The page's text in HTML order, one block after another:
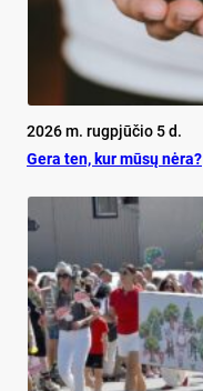
2026 m. rugpjūčio 5 d.
Ge­ra ten, kur mū­sų nė­ra?